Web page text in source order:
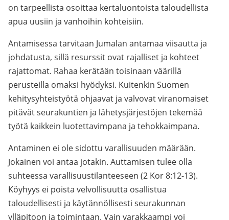
on tarpeellista osoittaa kertaluontoista taloudellista
apua uusiin ja vanhoihin kohteisiin.
Antamisessa tarvitaan Jumalan antamaa viisautta ja
johdatusta, sillä resurssit ovat rajalliset ja kohteet
rajattomat. Rahaa kerätään toisinaan väärillä
perusteilla omaksi hyödyksi. Kuitenkin Suomen
kehitysyhteistyötä ohjaavat ja valvovat viranomaiset
pitävät seurakuntien ja lähetysjärjestöjen tekemää
työtä kaikkein luotettavimpana ja tehokkaimpana.
Antaminen ei ole sidottu varallisuuden määrään.
Jokainen voi antaa jotakin. Auttamisen tulee olla
suhteessa varallisuustilanteeseen (2 Kor 8:12-13).
Köyhyys ei poista velvollisuutta osallistua
taloudellisesti ja käytännöllisesti seurakunnan
ylläpitoon ja toimintaan. Vain varakkaampi voi